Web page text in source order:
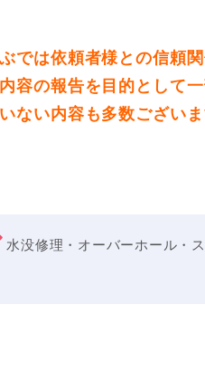
では依頼者様との信頼
容の報告を目的として
ない内容も多数ございま
水没修理・オーバーホール・